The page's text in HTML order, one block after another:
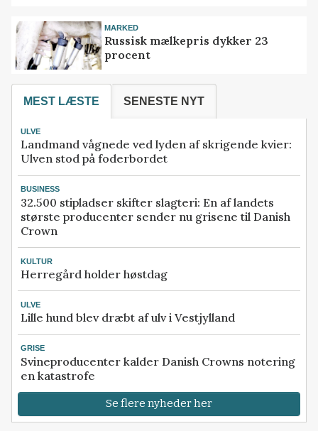
MARKED
Russisk mælkepris dykker 23
procent
MEST LÆSTE SENESTE NYT
ULVE
Landmand vågnede ved lyden af skrigende kvier:
Ulven stod på foderbordet
BUSINESS
32.500 stipladser skifter slagteri: En af landets
største producenter sender nu grisene til Danish
Crown
KULTUR
Herregård holder høstdag
ULVE
Lille hund blev dræbt af ulv i Vestjylland
GRISE
Svineproducenter kalder Danish Crowns notering
en katastrofe
Se flere nyheder her